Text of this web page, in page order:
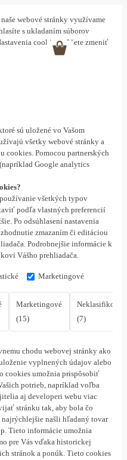
webové stránky využívame
s ukladaním súborov
cookies môžete zmeniť
sú uložené vo Vašom
všetky webové stránky a
cookies. Pomocou partnerských
Google analytics
všetkých typov
podľa vlastných preferencií
Po odsúhlasení nastavenia
zmazaním či editáciou
Podrobnejšie informácie k
Vášho prehliadača.
Marketingové
Marketingové
(15)
(7)
chodu webovej stránky ako
vyplnených údajov alebo
cookies umožnia prispôsobiť
potrieb, napríklad voľba
aj developeri webu viac
stránku tak, aby bola čo
najrýchlejšie našli hľadaný tovar
Tieto informácie umožnia
pre Vás vďaka historickej
stránok a ponúk. Tieto cookies